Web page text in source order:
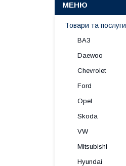
Товари та послуги
ВАЗ
Daewoo
Chevrolet
Ford
Opel
Skoda
VW
Mitsubishi
Hyundai